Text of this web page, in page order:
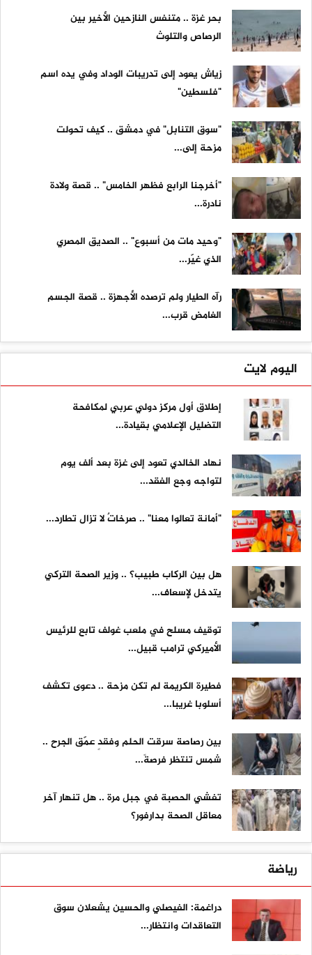
بحر غزة .. متنفس النازحين الأخير بين
الرصاص والتلوث
زياش يعود إلى تدريبات الوداد وفي يده اسم
"فلسطين"
"سوق التنابل" في دمشق .. كيف تحولت
مزحة إلى...
"أخرجنا الرابع فظهر الخامس" .. قصة ولادة
نادرة...
"وحيد مات من أسبوع" .. الصديق المصري
الذي غيّر...
رآه الطيار ولم ترصده الأجهزة .. قصة الجسم
الغامض قرب...
اليوم لايت
إطلاق أول مركز دولي عربي لمكافحة
التضليل الإعلامي بقيادة...
نهاد الخالدي تعود إلى غزة بعد ألف يوم
لتواجه وجع الفقد...
"أمانة تعالوا معنا" .. صرخاتٌ لا تزال تطارد...
هل بين الركاب طبيب؟ .. وزير الصحة التركي
يتدخل لإسعاف...
توقيف مسلح في ملعب غولف تابع للرئيس
الأميركي ترامب قبيل...
فطيرة الكريمة لم تكن مزحة .. دعوى تكشف
أسلوبا غريبا...
بين رصاصة سرقت الحلم وفقدٍ عمّق الجرح ..
شمس تنتظر فرصةً...
تفشي الحصبة في جبل مرة .. هل تنهار آخر
معاقل الصحة بدارفور؟
رياضة
دراغمة: الفيصلي والحسين يشعلان سوق
التعاقدات وانتظار...